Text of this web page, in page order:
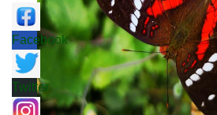
Facebook
Twitter